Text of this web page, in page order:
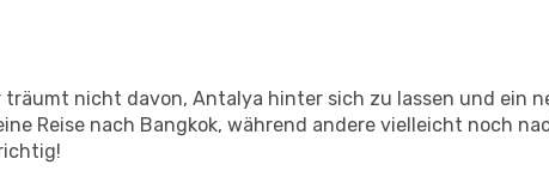
träumt nicht davon, Antalya hinter sich zu lassen und ein
Reise nach Bangkok, während andere vielleicht noch